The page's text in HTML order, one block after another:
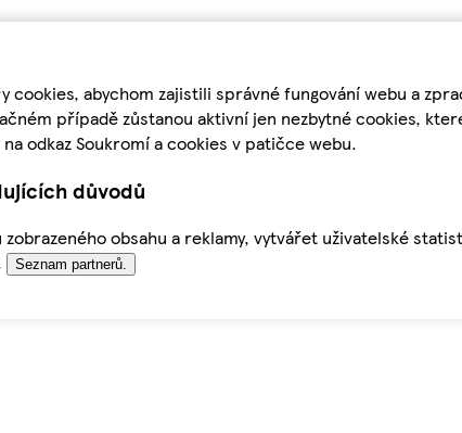
cookies, abychom zajistili správné fungování webu a
případě zůstanou aktivní jen nezbytné cookies,
odkaz Soukromí a cookies v patičce webu.
důvodů
obsahu a reklamy, vytvářet uživatelské
Seznam partnerů.